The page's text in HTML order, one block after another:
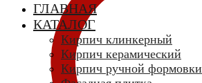
ГЛАВНАЯ
КАТАЛОГ
Кирпич клинкерный
Кирпич керамический
Кирпич ручной формовки